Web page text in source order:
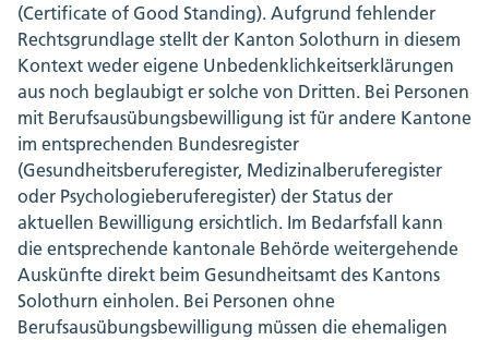
(Certificate of Good Standing). Aufgrund fehlender
Rechtsgrundlage stellt der Kanton Solothurn in diesem
Kontext weder eigene Unbedenklichkeitserklärungen
aus noch beglaubigt er solche von Dritten. Bei Personen
mit Berufsausübungsbewilligung ist für andere Kantone
im entsprechenden Bundesregister
(Gesundheitsberuferegister, Medizinalberuferegister
oder Psychologieberuferegister) der Status der
aktuellen Bewilligung ersichtlich. Im Bedarfsfall kann
die entsprechende kantonale Behörde weitergehende
Auskünfte direkt beim Gesundheitsamt des Kantons
Solothurn einholen. Bei Personen ohne
Berufsausübungsbewilligung müssen die ehemaligen